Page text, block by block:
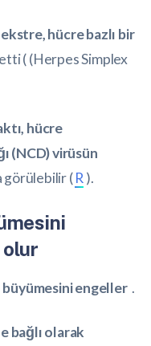
hücre bazlı bir
etti ( (Herpes Simplex
hücre
(NCD) virüsün
görülebilir (R ).
olur
büyümesini engeller .
bağlı olarak